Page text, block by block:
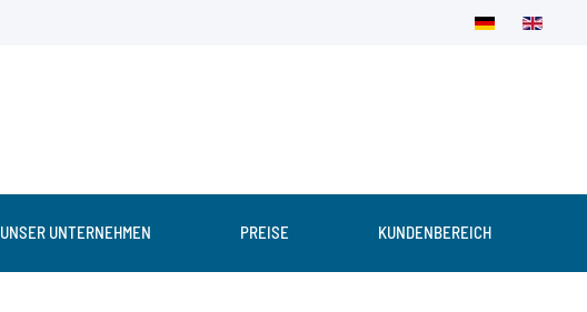
UNSER UNTERNEHMEN PREISE KUNDENBEREICH